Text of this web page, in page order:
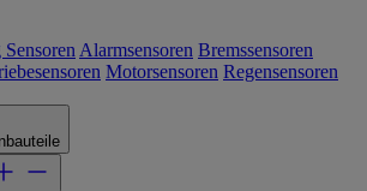
Alarmsensoren Bremssensoren
Motorsensoren Regensensoren